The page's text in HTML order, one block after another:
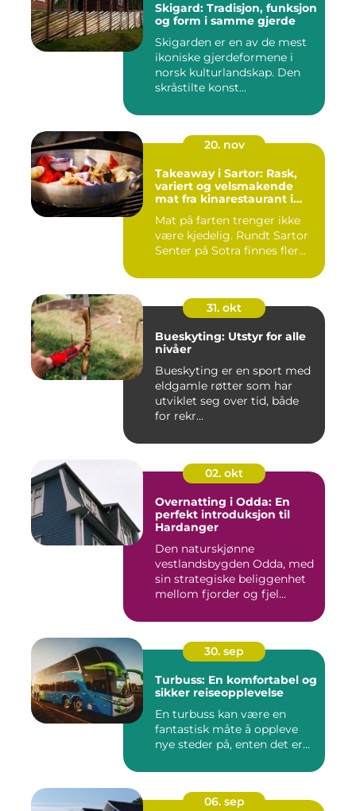
Skigard: Tradisjon, funksjon
og form i samme gjerde
Skigarden er en av de mest
ikoniske gjerdeformene i
norsk kulturlandskap. Den
skråstilte konst...
20. nov
Takeaway i Sartor: Rask,
variert og velsmakende
mat fra kinarestaurant i
Mat på farten trenger ikke
være kjedelig. Rundt Sartor
Senter på Sotra finnes fler...
31. okt
Bueskyting: Utstyr for alle
nivåer
Bueskyting er en sport med
eldgamle røtter som har
utviklet seg over tid, både
for rekr...
02. okt
Overnatting i Odda: En
perfekt introduksjon til
Hardanger
Den naturskjønne
vestlandsbygden Odda, med
sin strategiske beliggenhet
mellom fjorder og fjel...
30. sep
Turbuss: En komfortabel og
sikker reiseopplevelse
En turbuss kan være en
fantastisk måte å oppleve
nye steder på, enten det er...
06. sep